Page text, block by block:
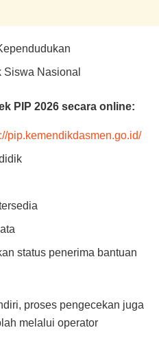
Siswa Nasional
PIP 2026 secara online:
pip.kemendikdasmen.go.id/
status penerima bantuan
proses pengecekan juga
melalui operator